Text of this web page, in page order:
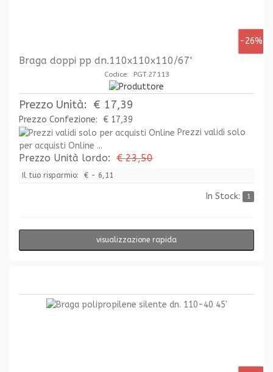
-26%
Braga doppi pp dn.110x110x110/67'
Codice: PGT.27113
Prezzo Unità: € 17,39
Prezzo Confezione:
€ 17,39
Prezzi validi solo
per acquisti Online ...
Prezzo Unità lordo: € 23,50
Il tuo risparmio: € - 6,11
In Stock: 1
visualizzazione rapida